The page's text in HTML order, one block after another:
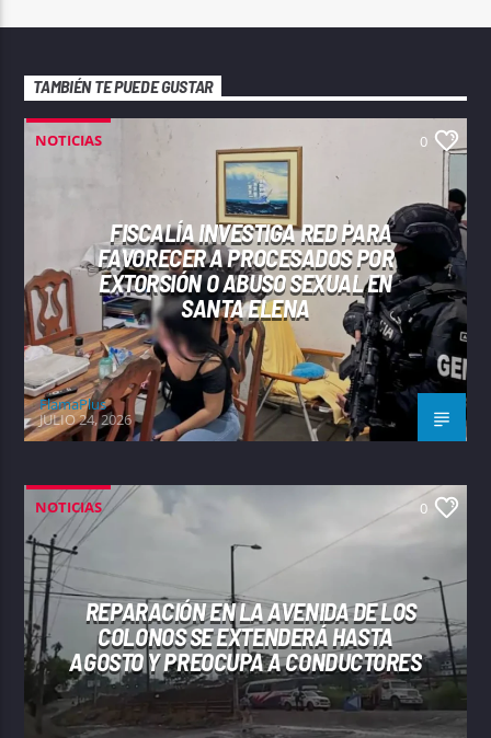
TAMBIÉN TE PUEDE GUSTAR
NOTICIAS 0
FISCALÍA INVESTIGA RED PARA
FAVORECER A PROCESADOS POR
EXTORSIÓN O ABUSO SEXUAL EN
SANTA ELENA
FlamaPlus
JULIO 24, 2026
NOTICIAS 0
REPARACIÓN EN LA AVENIDA DE LOS
COLONOS SE EXTENDERÁ HASTA
AGOSTO Y PREOCUPA A CONDUCTORES